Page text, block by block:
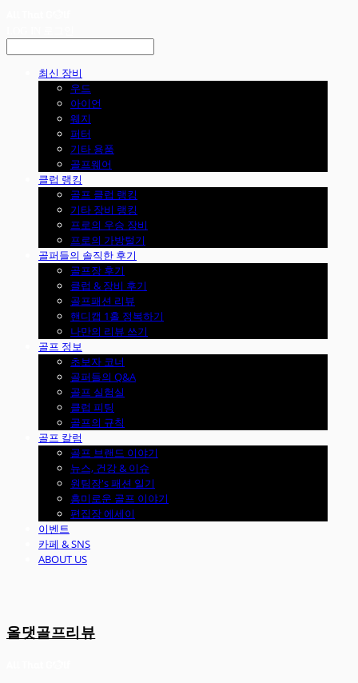
최신 장비
우드
아이언
웨지
퍼터
기타 용품
골프웨어
클럽 랭킹
골프 클럽 랭킹
기타 장비 랭킹
프로의 우승 장비
프로의 가방털기
골퍼들의 솔직한 후기
골프장 후기
클럽 & 장비 후기
골프패션 리뷰
핸디캡 1홀 정복하기
나만의 리뷰 쓰기
골프 정보
초보자 코너
골퍼들의 Q&A
골프 실험실
클럽 피팅
골프의 규칙
골프 칼럼
골프 브랜드 이야기
뉴스, 건강 & 이슈
원팀장's 패션 일기
흥미로운 골프 이야기
편집장 에세이
이벤트
카페 & SNS
ABOUT US
올댓골프리뷰